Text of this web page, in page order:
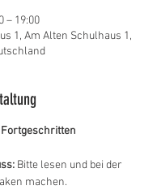
– 19:00
1, Am Alten Schulhaus 1,
Bitte lesen und bei der
machen.